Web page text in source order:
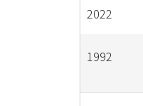
2022
1992